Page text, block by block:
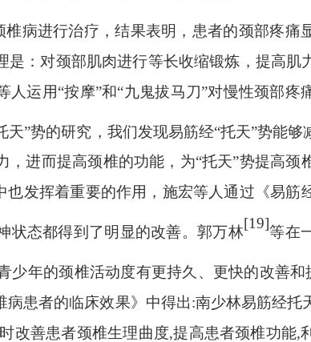
椎病进行治疗，结果表明，患者的颈部疼痛
：对颈部肌肉进行等长收缩锻炼，提高肌
人运用“按摩”和“九鬼拔马刀”对慢性颈部
天”势的研究，我们发现易筋经“托天”势能
进而提高颈椎的功能，为“托天”势提高颈
也发挥着重要的作用，施宏等人通过《易筋
状态都得到了明显的改善。郭万林
[19]
等在
少年的颈椎活动度有更持久、更快的改善和
患者的临床效果》中得出:南少林易筋经托
改善患者颈椎生理曲度,提高患者颈椎功能,